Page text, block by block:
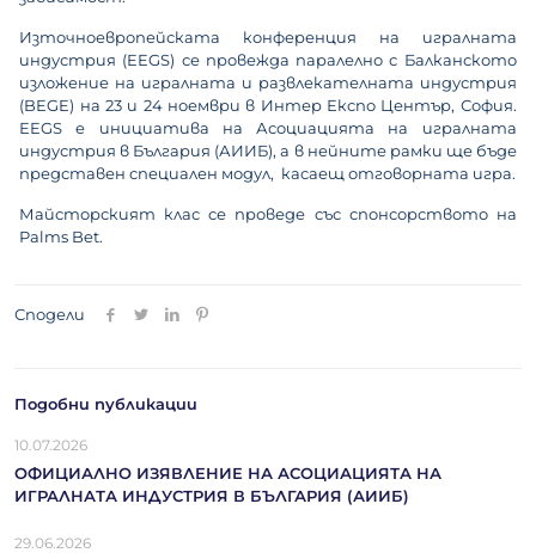
Източноевропейската конференция на игралната
индустрия (EEGS) се провежда паралелно с Балканското
изложение на игралната и развлекателната индустрия
(BEGE) на 23 и 24 ноември в Интер Експо Център, София.
ЕEGS е инициатива на Асоциацията на игралната
индустрия в България (АИИБ), а в нейните рамки ще бъде
представен специален модул, касаещ отговорната игра.
Майсторският клас се проведе със спонсорството на
Palms Bet.
Сподели
Подобни публикации
10.07.2026
ОФИЦИАЛНО ИЗЯВЛЕНИЕ НА АСОЦИАЦИЯТА НА
ИГРАЛНАТА ИНДУСТРИЯ В БЪЛГАРИЯ (АИИБ)
29.06.2026